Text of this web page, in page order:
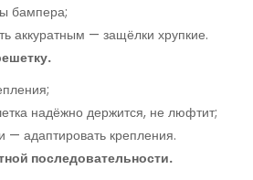
бампера;
аккуратным — защёлки хрупкие.
надёжно держится, не люфтит;
— адаптировать крепления.
последовательности.